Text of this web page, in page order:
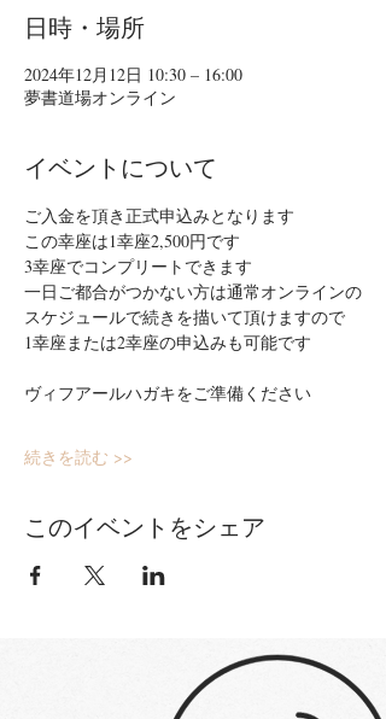
日時・場所
2024年12月12日 10:30 – 16:00
夢書道場オンライン
イベントについて
ご入金を頂き正式申込みとなります
この幸座は1幸座2,500円です
3幸座でコンプリートできます
一日ご都合がつかない方は通常オンラインの
スケジュールで続きを描いて頂けますので
1幸座または2幸座の申込みも可能です
ヴィフアールハガキをご準備ください
続きを読む >>
このイベントをシェア